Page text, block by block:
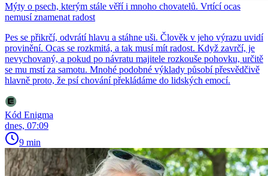
Mýty o psech, kterým stále věří i mnoho chovatelů. Vrtící ocas
nemusí znamenat radost
Pes se přikrčí, odvrátí hlavu a stáhne uši. Člověk v jeho výrazu uvidí
provinění. Ocas se rozkmitá, a tak musí mít radost. Když zavrčí, je
nevychovaný, a pokud po návratu majitele rozkouše pohovku, určitě
se mu mstí za samotu. Mnohé podobné výklady působí přesvědčivě
hlavně proto, že psí chování překládáme do lidských emocí.
Kód Enigma
dnes, 07:09
9 min